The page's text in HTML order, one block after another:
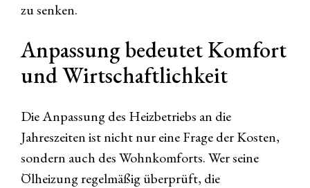
zu senken.
Anpassung bedeutet Komfort
und Wirtschaftlichkeit
Die Anpassung des Heizbetriebs an die
Jahreszeiten ist nicht nur eine Frage der Kosten,
sondern auch des Wohnkomforts. Wer seine
Ölheizung regelmäßig überprüft, die